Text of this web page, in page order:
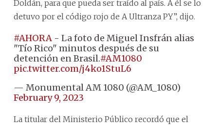
Doldán, para que pueda ser traído al país. A él se lo
detuvo por el código rojo de A Ultranza PY”, dijo.
#AHORA - La foto de Miguel Insfrán alias
"Tío Rico" minutos después de su
detención en Brasil.#AM1080
pic.twitter.com/j4ko1StuL6
— Monumental AM 1080 (@AM_1080)
February 9, 2023
La titular del Ministerio Público recordó que el